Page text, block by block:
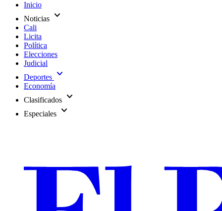
Inicio
Noticias expand_more
Cali
Licita
Política
Elecciones
Judicial
Deportes expand_more
Economía
Clasificados expand_more
Especiales expand_more